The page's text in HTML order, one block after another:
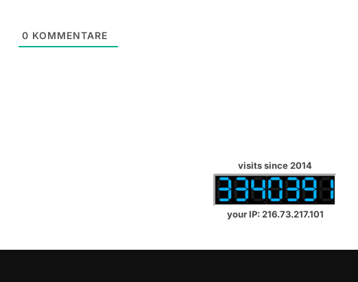
0 KOMMENTARE
visits since 2014
your IP: 216.73.217.101